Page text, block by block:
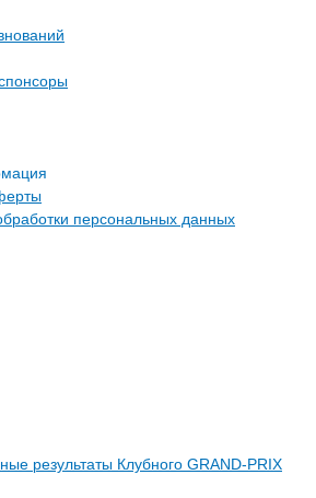
персональных данных
результаты Клубного GRAND-PRIX